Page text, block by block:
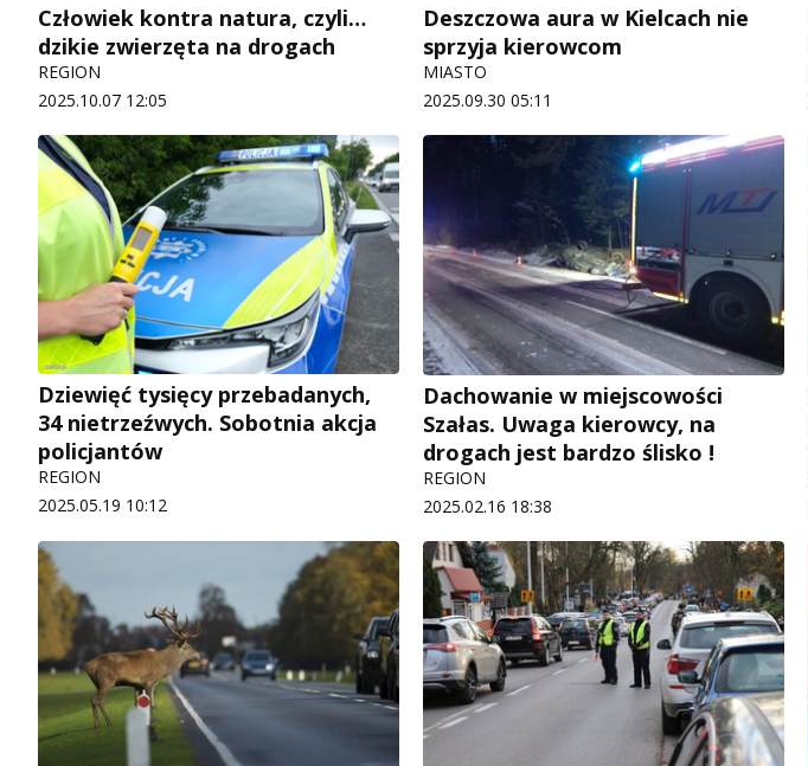
Człowiek kontra natura, czyli…
dzikie zwierzęta na drogach
REGION
2025.10.07 12:05
Deszczowa aura w Kielcach nie
sprzyja kierowcom
MIASTO
2025.09.30 05:11
Dziewięć tysięcy przebadanych,
34 nietrzeźwych. Sobotnia akcja
policjantów
REGION
2025.05.19 10:12
Dachowanie w miejscowości
Szałas. Uwaga kierowcy, na
drogach jest bardzo ślisko !
REGION
2025.02.16 18:38